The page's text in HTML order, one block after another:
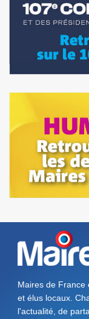
Maires de France
et élus locaux.
l'actualité, de